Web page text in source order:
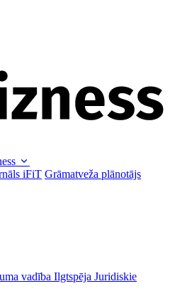
iFiT Grāmatveža plānotājs
vadība Ilgtspēja Juridiskie